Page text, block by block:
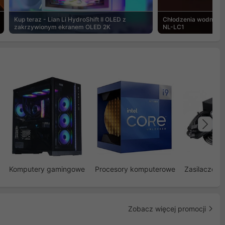
Kup teraz - Lian Li HydroShift II OLED z
zakrzywionym ekranem OLED 2K
Chłodzenia wodne
NL-LC1
Komputery gamingowe Procesory komputerowe Zasilacze
Zobacz więcej promocji